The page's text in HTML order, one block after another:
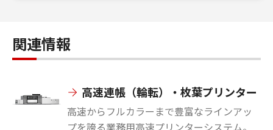
関連情報
高速連帳（輪転）・枚葉プリンター
高速からフルカラーまで豊富なラインアッ
プを誇る業務用高速プリンターシステム。